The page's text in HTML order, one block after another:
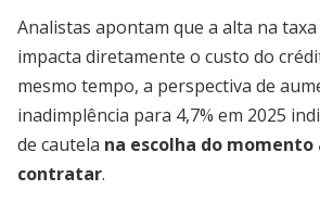
Analistas apontam que a alta na
impacta diretamente o custo do
mesmo tempo, a perspectiva de
inadimplência para 4,7% em 2025
de cautela na escolha do momento
contratar.